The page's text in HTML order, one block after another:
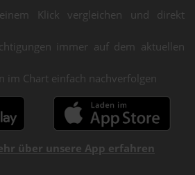
Klick vergleichen und direkt
immer auf dem aktuellen
im Chart einfach nachverfolgen
über unsere App erfahren